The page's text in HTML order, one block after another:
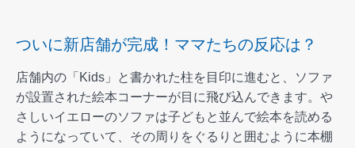
ついに新店舗が完成！ママたちの反応は？
店舗内の「Kids」と書かれた柱を目印に進むと、ソファ
が設置された絵本コーナーが目に飛び込んできます。や
さしいイエローのソファは子どもと並んで絵本を読める
ようになっていて、その周りをぐるりと囲むように本棚